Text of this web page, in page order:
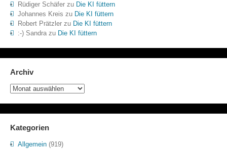
Rüdiger Schäferzu Die KI füttern
Johannes Kreis zu Die KI füttern
Robert Prätzlerzu Die KI füttern
:-) Sandrazu Die KI füttern
Archiv
Archiv
Kategorien
Allgemein(919)